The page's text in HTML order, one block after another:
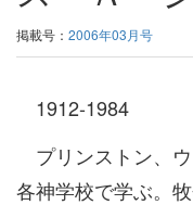
掲載号： 2006年03月号
1912-1984
プリンストン、
各神学校で学ぶ。